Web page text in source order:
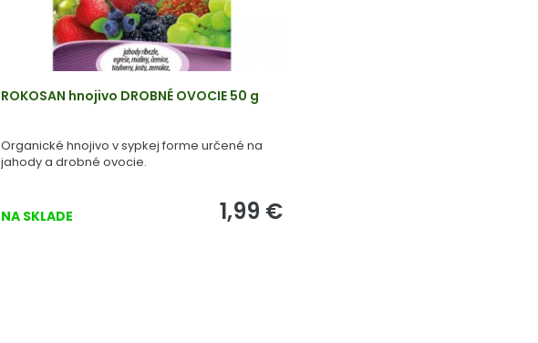
ROKOSAN hnojivo DROBNÉ OVOCIE 50 g
Organické hnojivo v sypkej forme určené na
jahody a drobné ovocie.
NA SKLADE 1,99 €